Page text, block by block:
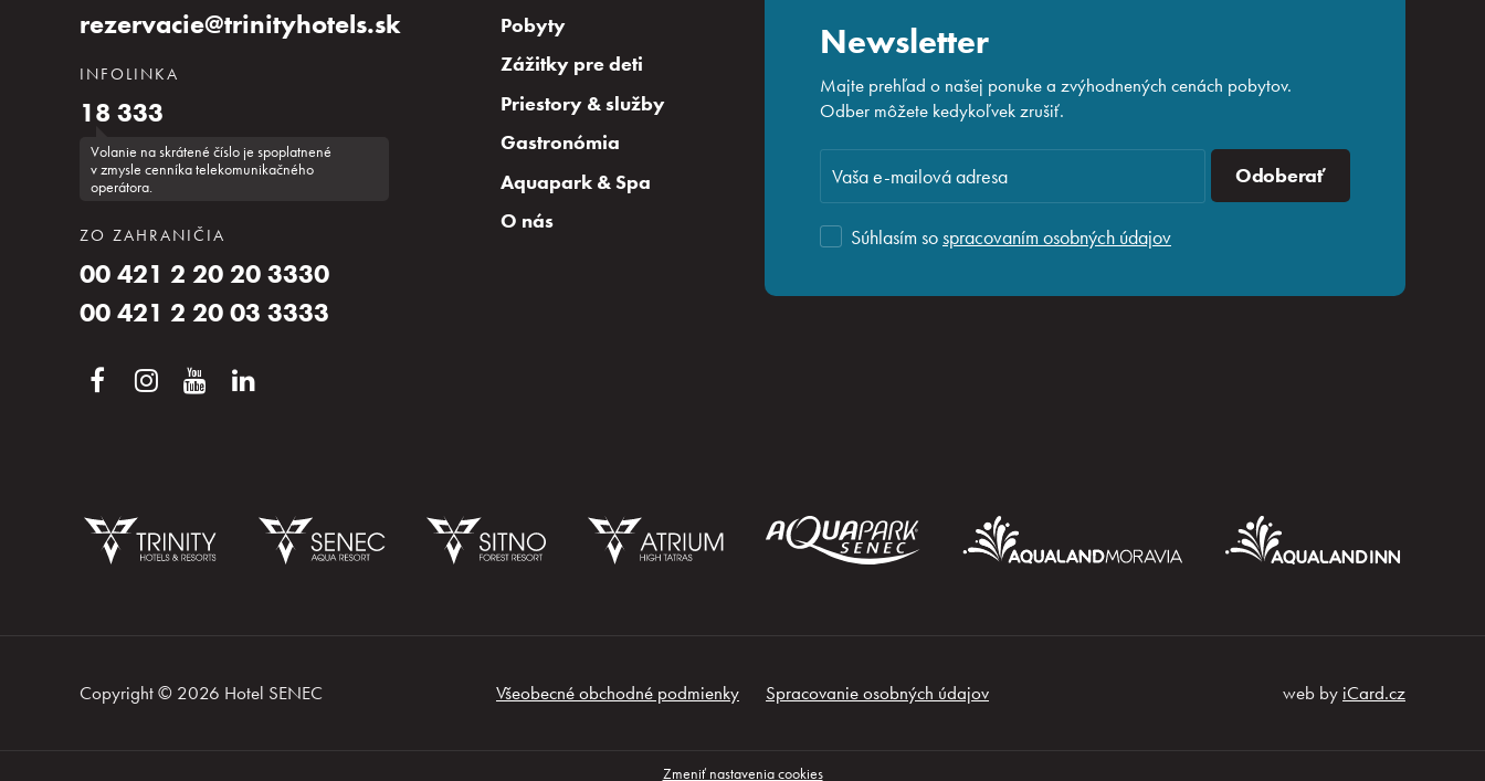
Rezervácia
rezervacie@trinityhotels.sk
INFOLINKA
18 333
Volanie na skrátené číslo je spoplatnené
v zmysle cenníka telekomunikačného
operátora.
ZO ZAHRANIČIA
00 421 2 20 20 3330
00 421 2 20 03 3333
Pobyty
Zážitky pre deti
Priestory & služby
Gastronómia
Aquapark & Spa
O nás
Newsletter
Majte prehľad o našej ponuke a zvýhodnených cenách pobytov.
Odber môžete kedykoľvek zrušiť.
Odoberať
Súhlasím sospracovaním osobných údajov
Copyright © 2026 Hotel SENEC Všeobecné obchodné podmienky Spracovanie osobných údajov web by iCard.cz
Zmeniť nastavenia cookies